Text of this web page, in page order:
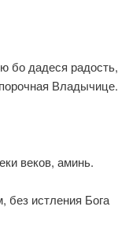
бо дадеся радость,
Владычице.
веков, аминь.
истления Бога